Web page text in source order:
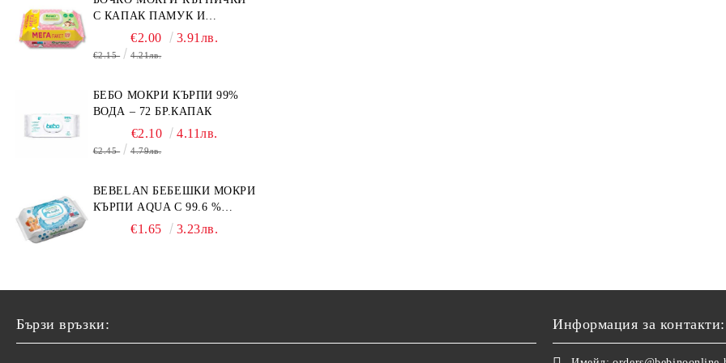
С КАПАК ПАМУК И
СМРАДЛИКА 120БР.
€2.00 3.91лв.
€2.15 4.21лв.
БЕБО МОКРИ КЪРПИ 99%
ВОДА – 72 БР.КАПАК
€2.10 4.11лв.
€2.45 4.79лв.
BEBELAN БЕБЕШКИ МОКРИ
КЪРПИ AQUA С 99.6 %
ВОДА 64БР.
€1.65 3.23лв.
Бързи връзки: Информация за контакти: